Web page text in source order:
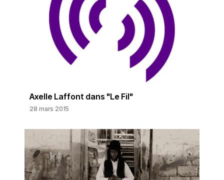
Axelle Laffont dans "Le Fil"
28 mars 2015